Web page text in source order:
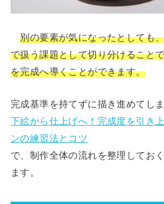
別の要素が気になったとしても
で扱う課題として切り分けること
を完成へ導くことができます。
完成基準を持てずに描き進めてしま
下絵から仕上げへ！完成度を引き
ンの練習法とコツ
で、制作全体の流れを整理してお
ます。